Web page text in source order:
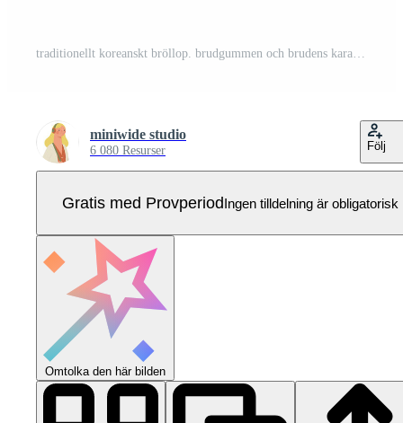
traditionellt koreanskt bröllop. brudgummen och brudens karaktärer i traditionella koreanska bröllopskläder. traditionella bröllopsartiklar. Pro Vektor
miniwide studio
6 080 Resurser Följ
Gratis med ProvperiodIngen tilldelning är obligatorisk
Omtolka den här bilden